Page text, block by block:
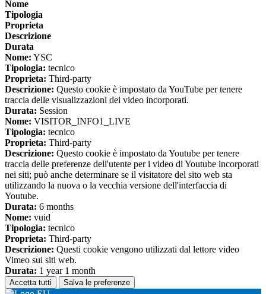
Nome
Tipologia
Proprieta
Descrizione
Durata
Nome: YSC
Tipologia: tecnico
Proprieta: Third-party
Descrizione: Questo cookie è impostato da YouTube per tenere
traccia delle visualizzazioni dei video incorporati.
Durata: Session
Nome: VISITOR_INFO1_LIVE
Tipologia: tecnico
Proprieta: Third-party
Descrizione: Questo cookie è impostato da Youtube per tenere
traccia delle preferenze dell'utente per i video di Youtube incorporati
nei siti; può anche determinare se il visitatore del sito web sta
utilizzando la nuova o la vecchia versione dell'interfaccia di
Youtube.
Durata: 6 months
Nome: vuid
Tipologia: tecnico
Proprieta: Third-party
Descrizione: Questi cookie vengono utilizzati dal lettore video
Vimeo sui siti web.
Durata: 1 year 1 month
Accetta tutti Salva le preferenze